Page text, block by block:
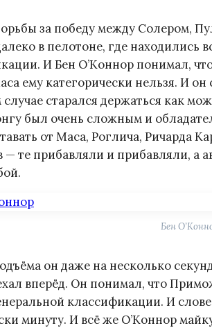
за победу между Солером,
в пелотоне, где находились
И Бен О’Коннор понимал,
ему категорически нельзя. И
случае старался держаться как
был очень сложным и
от Маса, Роглича, Ричарда
те прибавляли и прибавляли, а
Бен
он даже на несколько
вперёд. Он понимал, что
классификации. И
минуту. И всё же О’Коннор